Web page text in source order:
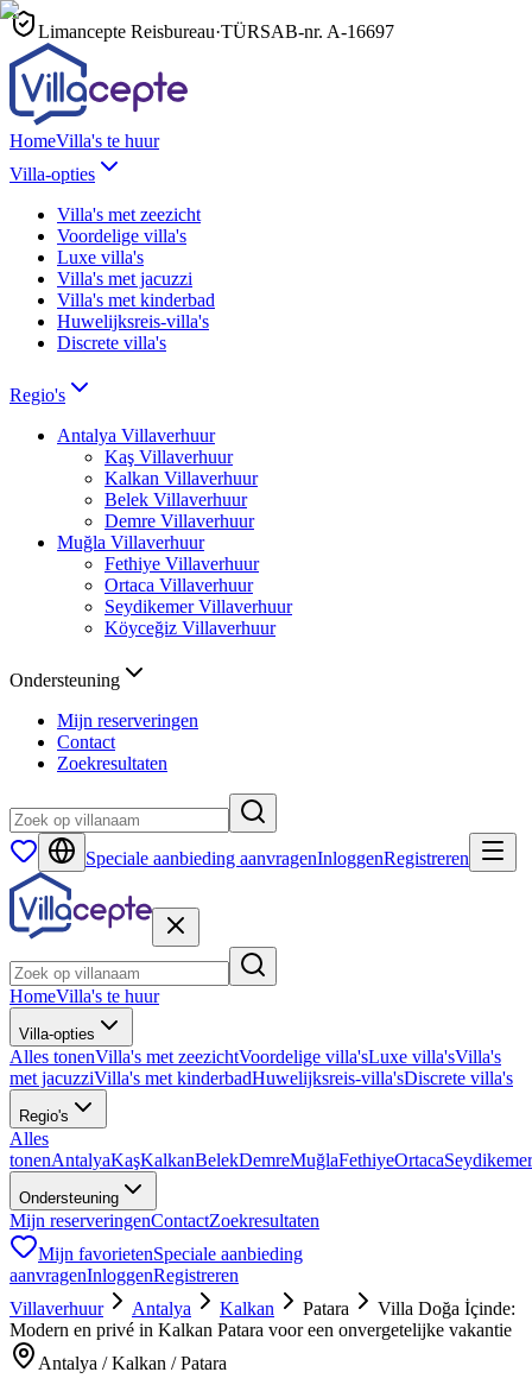
Limancepte Reisbureau·TÜRSAB-nr. A-16697
HomeVilla's te huur
Villa-opties
Villa's met zeezicht
Voordelige villa's
Luxe villa's
Villa's met jacuzzi
Villa's met kinderbad
Huwelijksreis-villa's
Discrete villa's
Regio's
Antalya Villaverhuur
Kaş Villaverhuur
Kalkan Villaverhuur
Belek Villaverhuur
Demre Villaverhuur
Muğla Villaverhuur
Fethiye Villaverhuur
Ortaca Villaverhuur
Seydikemer Villaverhuur
Köyceğiz Villaverhuur
Ondersteuning
Mijn reserveringen
Contact
Zoekresultaten
Speciale aanbieding aanvragenInloggenRegistreren
HomeVilla's te huur
Villa-opties
Alles tonenVilla's met zeezichtVoordelige villa'sLuxe villa'sVilla's
met jacuzziVilla's met kinderbadHuwelijksreis-villa'sDiscrete villa's
Regio's
Alles
tonenAntalyaKaşKalkanBelekDemreMuğlaFethiyeOrtacaSeydikemer
Ondersteuning
Mijn reserveringenContactZoekresultaten
Mijn favorietenSpeciale aanbieding
aanvragenInloggenRegistreren
Villaverhuur
Antalya Kalkan Patara
Villa Doğa İçinde:
Modern en privé in Kalkan Patara voor een onvergetelijke vakantie
Antalya / Kalkan / Patara